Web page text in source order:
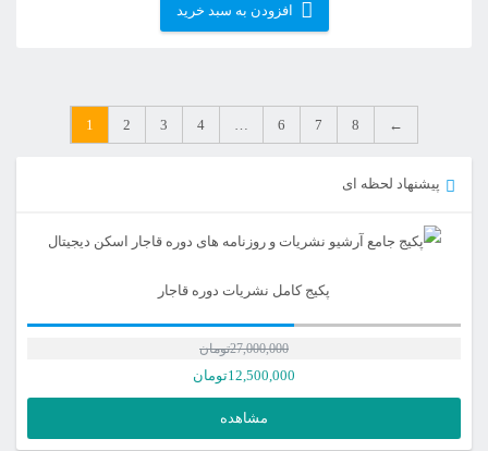
افزودن به سبد خرید
1 2 3 4 … 6 7 8 ←
پیشنهاد لحظه ای
پکیج کامل نشریات دوره قاجار
27,000,000تومان
12,500,000تومان
مشاهده